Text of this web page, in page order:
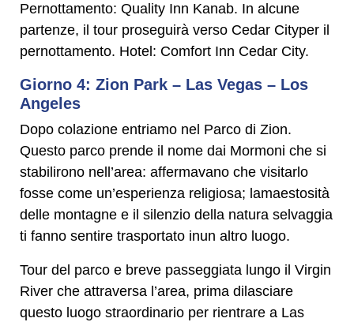
Pernottamento: Quality Inn Kanab. In alcune
partenze, il tour proseguirà verso Cedar Cityper il
pernottamento. Hotel: Comfort Inn Cedar City.
Giorno 4: Zion Park – Las Vegas – Los
Angeles
Dopo colazione entriamo nel Parco di Zion.
Questo parco prende il nome dai Mormoni che si
stabilirono nell’area: affermavano che visitarlo
fosse come un’esperienza religiosa; lamaestosità
delle montagne e il silenzio della natura selvaggia
ti fanno sentire trasportato inun altro luogo.
Tour del parco e breve passeggiata lungo il Virgin
River che attraversa l’area, prima dilasciare
questo luogo straordinario per rientrare a Las